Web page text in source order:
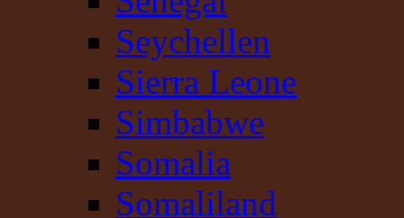
Seychellen
Sierra Leone
Simbabwe
Somalia
Somaliland